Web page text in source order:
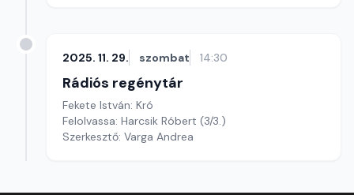
2025. 11. 29. szombat 14:30
Rádiós regénytár
Fekete István: Kró
Felolvassa: Harcsik Róbert (3/3.)
Szerkesztő: Varga Andrea